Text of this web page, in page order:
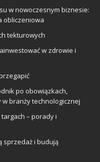
w nowoczesnym biznesie:
obliczeniowa
tekturowych
w zdrowie i
po obowiązkach,
branży technologicznej
– porady i
sprzedaż i budują